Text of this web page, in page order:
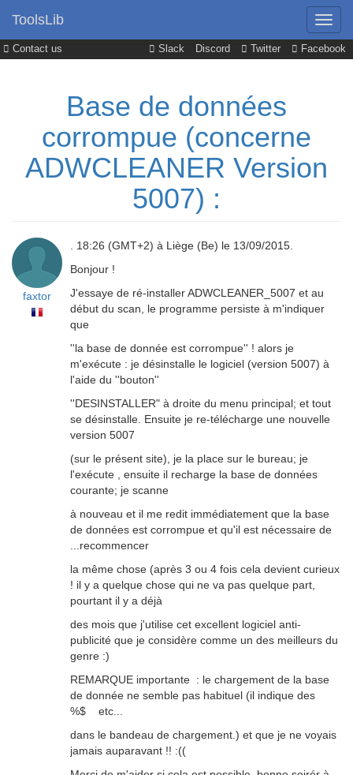
Contact us Slack Discord Twitter Facebook
ToolsLib
Base de données
corrompue (concerne
ADWCLEANER Version
5007) :
faxtor
. 18:26 (GMT+2) à Liège (Be) le 13/09/2015.
Bonjour !
J'essaye de ré-installer ADWCLEANER_5007 et au
début du scan, le programme persiste à m'indiquer
que
''la base de donnée est corrompue'' ! alors je
m'exécute : je désinstalle le logiciel (version 5007) à
l'aide du ''bouton''
''DESINSTALLER" à droite du menu principal; et tout
se désinstalle. Ensuite je re-télécharge une nouvelle
version 5007
(sur le présent site), je la place sur le bureau; je
l'exécute , ensuite il recharge la base de données
courante; je scanne
à nouveau et il me redit immédiatement que la base
de données est corrompue et qu'il est nécessaire de
...recommencer
la même chose (après 3 ou 4 fois cela devient curieux
! il y a quelque chose qui ne va pas quelque part,
pourtant il y a déjà
des mois que j'utilise cet excellent logiciel anti-
publicité que je considère comme un des meilleurs du
genre :)
REMARQUE importante : le chargement de la base
de donnée ne semble pas habituel (il indique des
%$ etc...
dans le bandeau de chargement.) et que je ne voyais
jamais auparavant !! :((